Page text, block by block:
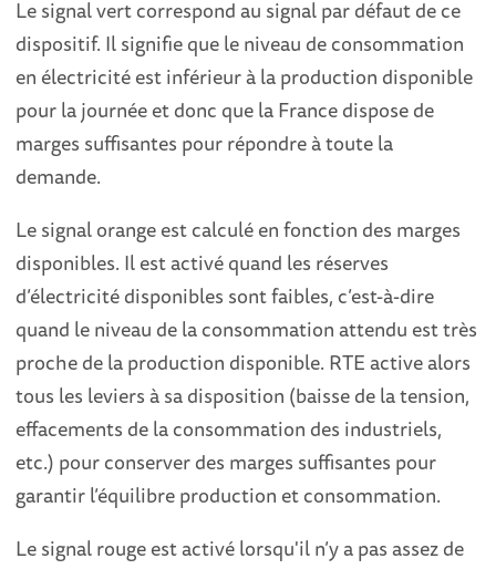
Le signal vert correspond au signal par défaut de ce
dispositif. Il signifie que le niveau de consommation
en électricité est inférieur à la production disponible
pour la journée et donc que la France dispose de
marges suffisantes pour répondre à toute la
demande.
Le signal orange est calculé en fonction des marges
disponibles. Il est activé quand les réserves
d’électricité disponibles sont faibles, c’est-à-dire
quand le niveau de la consommation attendu est très
proche de la production disponible. RTE active alors
tous les leviers à sa disposition (baisse de la tension,
effacements de la consommation des industriels,
etc.) pour conserver des marges suffisantes pour
garantir l’équilibre production et consommation.
Le signal rouge est activé lorsqu'il n’y a pas assez de